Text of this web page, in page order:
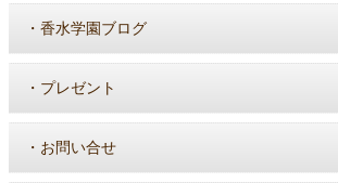
・ 香水学園ブログ
・ プレゼント
・ お問い合せ